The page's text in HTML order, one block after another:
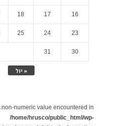
« יול
16
17
18
23
24
25
30
31
non-numeric value encountered in
/home/hrusco/public_html/wp-